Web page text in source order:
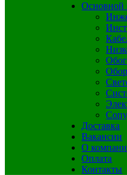
Основной
Доставка
Вакансии
О
Оплата
Контакты